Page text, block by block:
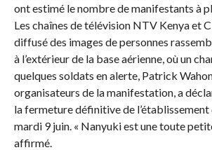
ont estimé le nombre de manifestants à
Les chaînes de télévision NTV Kenya et
diffusé des images de personnes
à l’extérieur de la base aérienne, où un
quelques soldats en alerte, Patrick
organisateurs de la manifestation, a
la fermeture définitive de l’établissement
mardi 9 juin. « Nanyuki est une toute
affirmé.